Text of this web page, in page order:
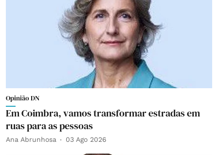
Opinião DN
Em Coimbra, vamos transformar estradas em
ruas para as pessoas
Ana Abrunhosa 03 Ago 2026